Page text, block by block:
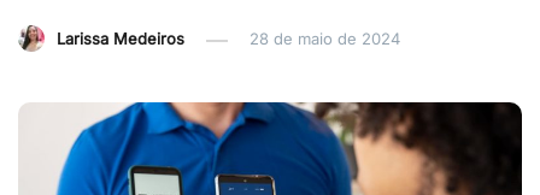
Larissa Medeiros 28 de maio de 2024